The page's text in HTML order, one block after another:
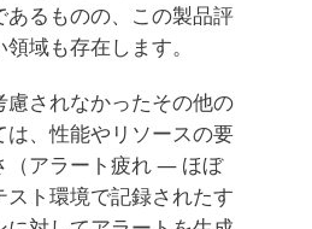
あるものの、この製品評
域も存在します。
慮されなかったその他の
は、性能やリソースの要
（アラート疲れ ― ほぼ
ト環境で記録されたす